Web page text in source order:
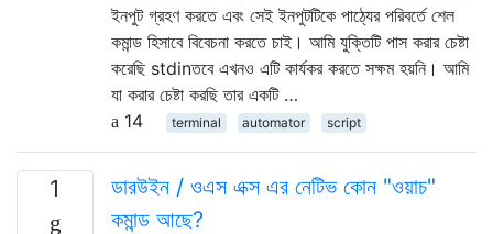
ইনপুট গ্রহণ করতে এবং সেই ইনপুটটিকে পাঠ্যের পরিবর্তে শেল
কমান্ড হিসাবে বিবেচনা করতে চাই। আমি যুক্তিটি পাস করার চেষ্টা
করেছি stdinতবে এখনও এটি কার্যকর করতে সক্ষম হয়নি। আমি
যা করার চেষ্টা করছি তার একটি …
14
terminal automator script
1
ডারউইন / ওএস এক্স এর নেটিভ কোন "ওয়াচ"
কমান্ড আছে?